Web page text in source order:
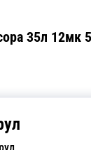
35л 12мк